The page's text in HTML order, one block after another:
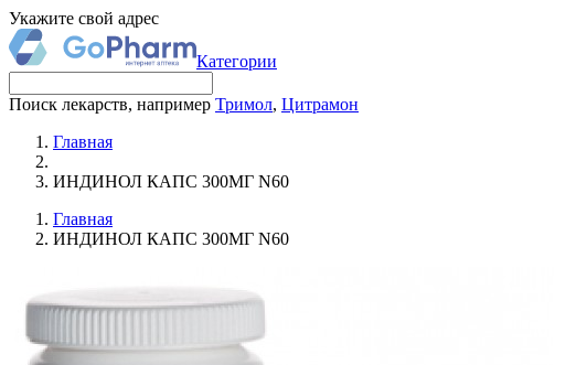
Укажите свой адрес
Категории
Поиск лекарств, например Тримол, Цитрамон
Главная
ИНДИНОЛ КАПС 300МГ N60
Главная
ИНДИНОЛ КАПС 300МГ N60